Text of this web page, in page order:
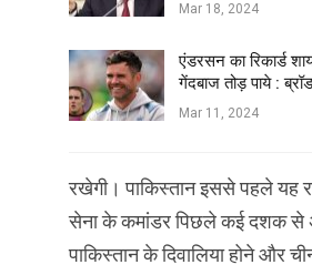
Mar 18, 2024
एंडरसन का रिकार्ड
गेंदबाज तोड़ पाये : ब्रॉड
Mar 11, 2024
रखेगी। पाकिस्‍तान इससे पहले यह
सेना के कमांडर पिछले कई दशक से
पाकिस्‍तान के दिवालिया होने और